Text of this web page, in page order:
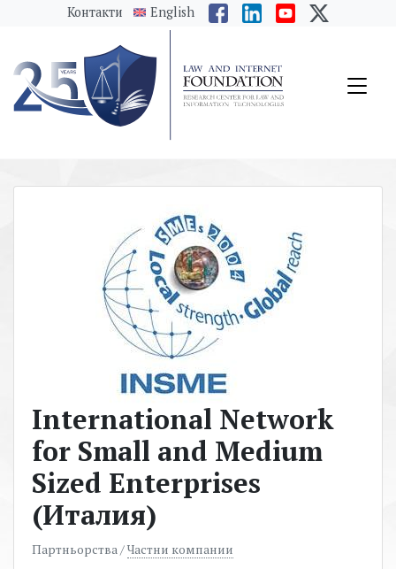
messages.Skip to main content
Контакти English
International Network
for Small and Medium
Sized Enterprises
(Италия)
Партньорства /Частни компании